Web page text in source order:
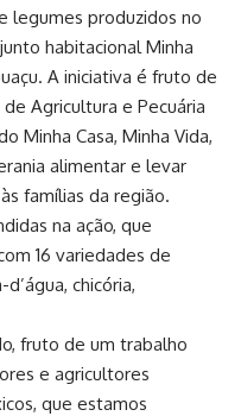
legumes produzidos no
habitacional Minha
A iniciativa é fruto de
Agricultura e Pecuária
Minha Casa, Minha Vida,
alimentar e levar
famílias da região.
na ação, que
16 variedades de
chicória,
fruto de um trabalho
e agricultores
que estamos